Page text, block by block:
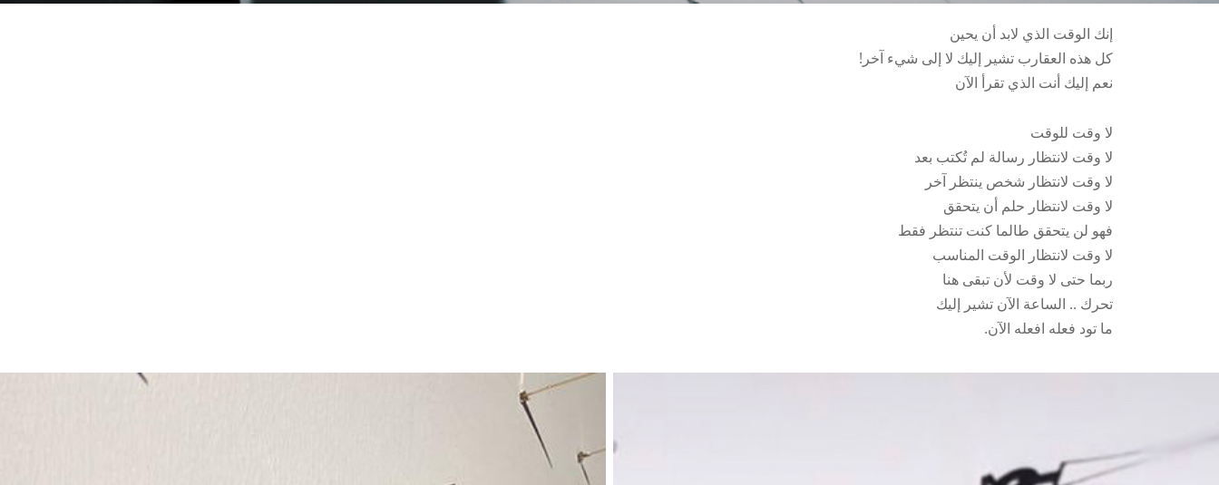
إنك الوقت الذي لابد أن يحين
!كل هذه العقارب تشير إليك لا إلى شيء آخر
نعم إليك أنت الذي تقرأ الآن
لا وقت للوقت
لا وقت لانتظار رسالة لم تُكتب بعد
لا وقت لانتظار شخص ينتظر آخر
لا وقت لانتظار حلم أن يتحقق
فهو لن يتحقق طالما كنت تنتظر فقط
لا وقت لانتظار الوقت المناسب
ربما حتى لا وقت لأن تبقى هنا
تحرك .. الساعة الآن تشير إليك
.ما تود فعله افعله الآن